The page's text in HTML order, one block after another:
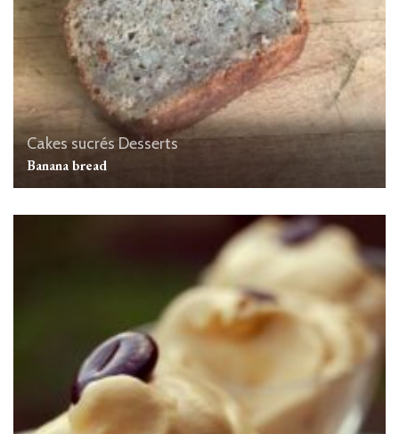
Cakes sucrés Desserts
Banana bread